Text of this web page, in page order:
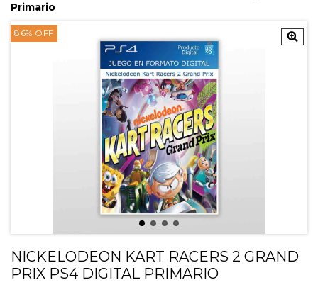
Primario
86% OFF
NICKELODEON KART RACERS 2 GRAND
PRIX PS4 DIGITAL PRIMARIO